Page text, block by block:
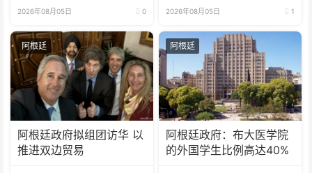
2026年08月05日 0 2026年08月05日 1
阿根廷
阿根廷政府拟组团访华 以
推进双边贸易
阿根廷
阿根廷政府：布大医学院
的外国学生比例高达40%